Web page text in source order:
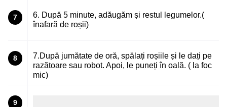
7
6. După 5 minute, adăugăm și restul legumelor.(
înafară de roșii)
8
7.După jumătate de oră, spălați roșiile și le dați pe
razătoare sau robot. Apoi, le puneți în oală. ( la foc
mic)
9